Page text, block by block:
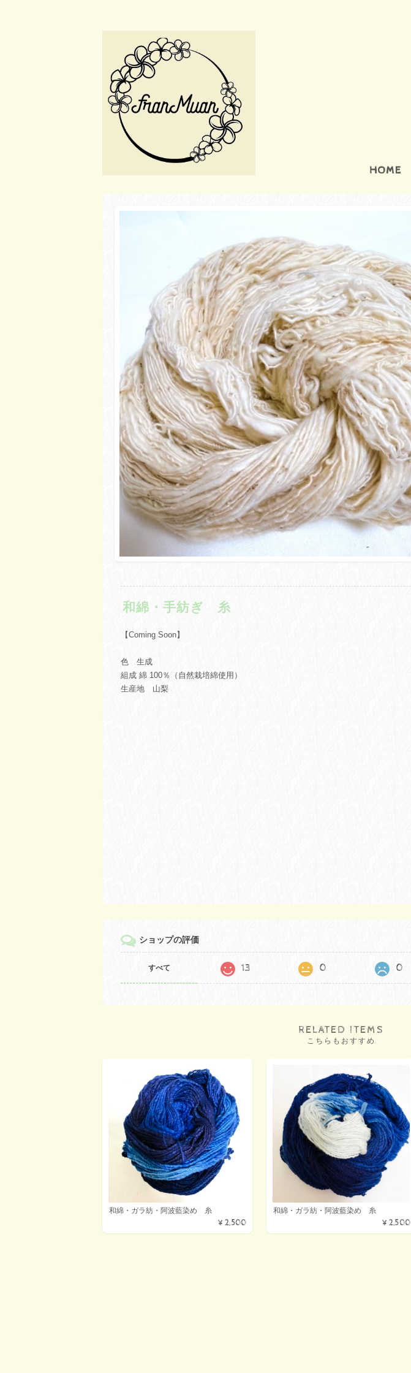
HOME
和綿・手紡ぎ 糸
【Coming Soon】
色 生成
組成 綿 100％（自然栽培綿使用）
生産地 山梨
ショップの評価
すべて 13 0 0
RELATED ITEMS
こちらもおすすめ
和綿・ガラ紡・阿波藍染め 糸
¥2,500
和綿・ガラ紡・阿波藍染め 糸
¥2,500